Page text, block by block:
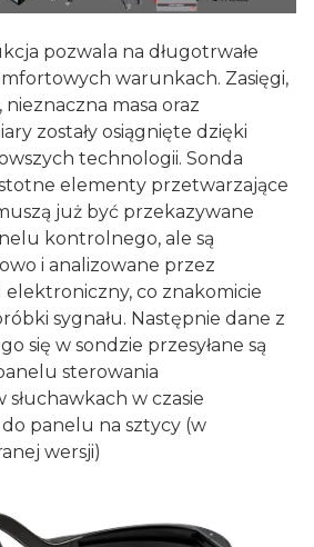
pozwala na długotrwałe
warunkach. Zasięgi,
masa oraz
zostały osiągnięte dzięki
technologii. Sonda
elementy przetwarzające
już być przekazywane
kontrolnego, ale są
i analizowane przez
co znakomicie
sygnału. Następnie dane z
się w sondzie przesyłane są
sterowania
w czasie
panelu na sztycy (w
wersji)